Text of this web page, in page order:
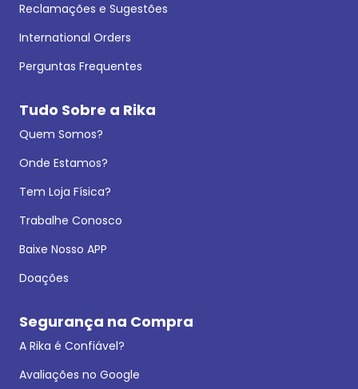
Reclamações e Sugestões
International Orders
Perguntas Frequentes
Tudo Sobre a Rika
Quem Somos?
Onde Estamos?
Tem Loja Física?
Trabalhe Conosco
Baixe Nosso APP
Doações
Segurança na Compra
A Rika é Confiável?
Avaliações no Google